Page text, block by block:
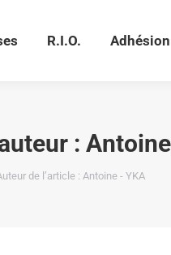
R.I.O. Adhésion
:
ici : de l’article : Antoine - YKA